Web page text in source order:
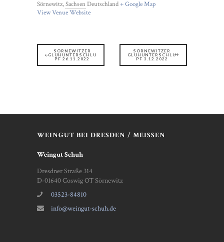
Sörnewitz,SachsenDeutschland + Google Map
View Venue Website
SÖRNEWITZER
GLÜHUNTERSCHLU
PF 26.11.2022
SÖRNEWITZER
GLÜHUNTERSCHLU
PF 3.12.2022
WEINGUT BEI DRESDEN / MEISSEN
Weingut Schuh
Dresdner Straße 314
D-01640 Coswig OT Sörnewitz
03523-84810
info@weingut-schuh.de